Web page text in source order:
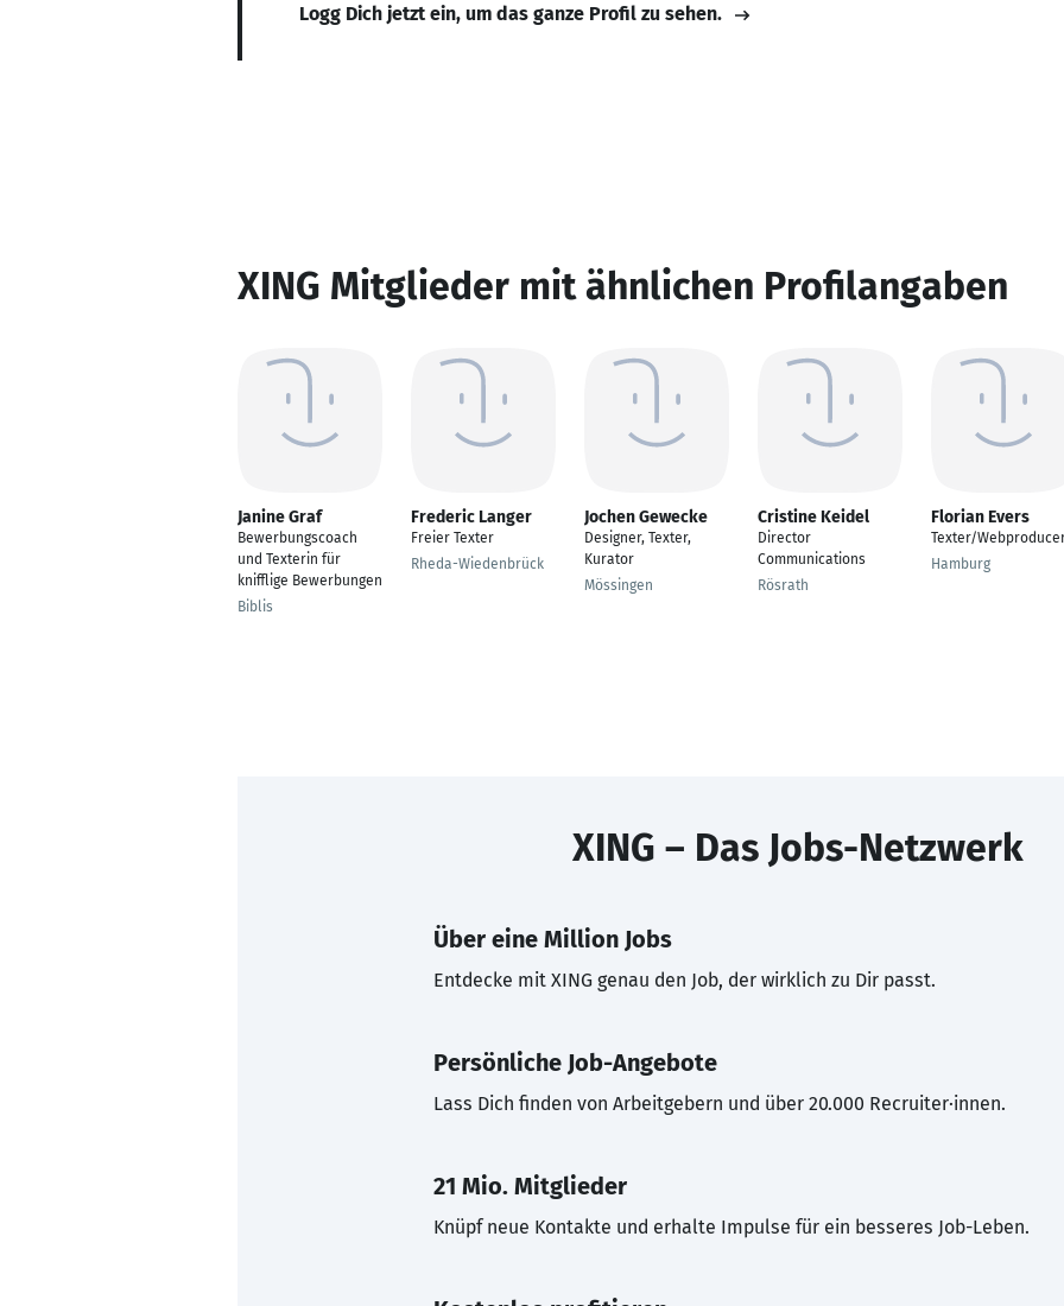
Logg Dich jetzt ein, um das ganze Profil zu sehen.
XING Mitglieder mit ähnlichen Profilangaben
Janine Graf
Bewerbungscoach
und Texterin für
knifflige Bewerbungen
Biblis
Frederic Langer
Freier Texter
Rheda-Wiedenbrück
Jochen Gewecke
Designer, Texter,
Kurator
Mössingen
Cristine Keidel
Director
Communications
Rösrath
Florian Evers
Texter/
Hamburg
XING – Das Jobs-Netzwerk
Über eine Million Jobs
Entdecke mit XING genau den Job, der wirklich zu Dir passt.
Persönliche Job-Angebote
Lass Dich finden von Arbeitgebern und über 20.000 Recruiter·innen.
21 Mio. Mitglieder
Knüpf neue Kontakte und erhalte Impulse für ein besseres Job-Leben.